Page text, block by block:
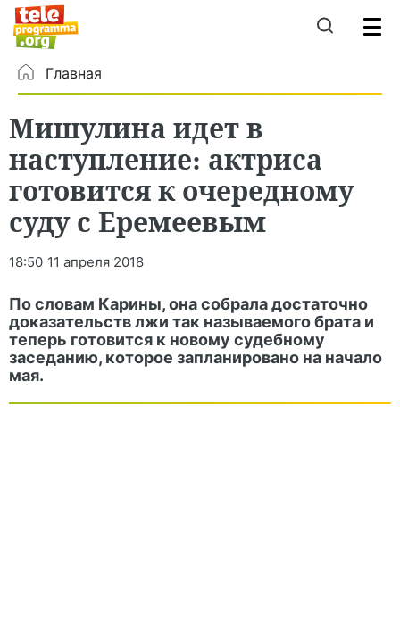
Главная
Мишулина идет в
наступление: актриса
готовится к очередному
суду с Еремеевым
18:50 11 апреля 2018
По словам Карины, она собрала достаточно
доказательств лжи так называемого брата и
теперь готовится к новому судебному
заседанию, которое запланировано на начало
мая.